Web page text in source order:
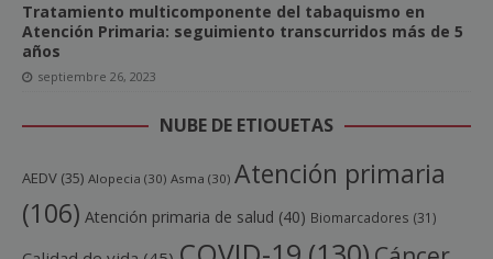
Tratamiento multicomponente del tabaquismo en
Atención Primaria: seguimiento transcurridos más de 5
años
septiembre 26, 2023
NUBE DE ETIQUETAS
AEDV (35) Alopecia (30) Asma (30) Atención primaria
(106) Atención primaria de salud (40) Biomarcadores (31)